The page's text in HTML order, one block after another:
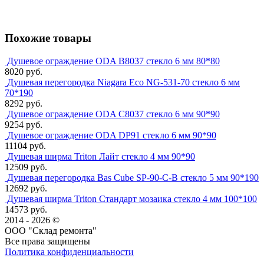
Похожие товары
Душевое ограждение ODA B8037 стекло 6 мм 80*80
8020 руб.
Душевая перегородка Niagara Eco NG-531-70 стекло 6 мм
70*190
8292 руб.
Душевое ограждение ODA C8037 стекло 6 мм 90*90
9254 руб.
Душевое ограждение ODA DP91 стекло 6 мм 90*90
11104 руб.
Душевая ширма Triton Лайт стекло 4 мм 90*90
12509 руб.
Душевая перегородка Bas Cube SP-90-C-B стекло 5 мм 90*190
12692 руб.
Душевая ширма Triton Стандарт мозаика стекло 4 мм 100*100
14573 руб.
2014 - 2026 ©
ООО "Склад ремонта"
Все права защищены
Политика конфиденциальности